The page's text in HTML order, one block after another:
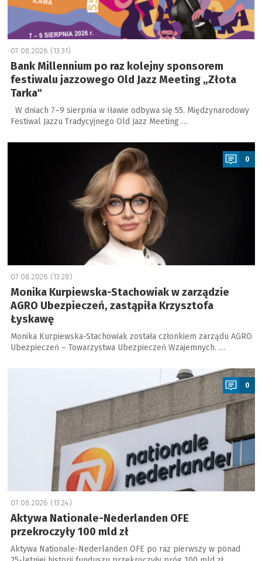
07.08.2026 (13:31)
Bank Millennium po raz kolejny sponsorem
festiwalu jazzowego Old Jazz Meeting „Złota
Tarka"
W dniach 7–9 sierpnia w Iławie odbywa się 55. Międzynarodowy
Festiwal Jazzu Tradycyjnego Old Jazz Meeting …
a
0
07.08.2026 (13:28)
Monika Kurpiewska-Stachowiak w zarządzie
AGRO Ubezpieczeń, zastąpiła Krzysztofa
Łyskawę
Monika Kurpiewska-Stachowiak została członkiem zarządu AGRO
Ubezpieczeń – Towarzystwa Ubezpieczeń Wzajemnych. …
0
07.08.2026 (13:24)
Aktywa Nationale-Nederlanden OFE
przekroczyły 100 mld zł
Aktywa Nationale-Nederlanden OFE po raz pierwszy w ponad